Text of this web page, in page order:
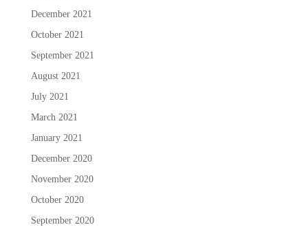
December 2021
October 2021
September 2021
August 2021
July 2021
March 2021
January 2021
December 2020
November 2020
October 2020
September 2020